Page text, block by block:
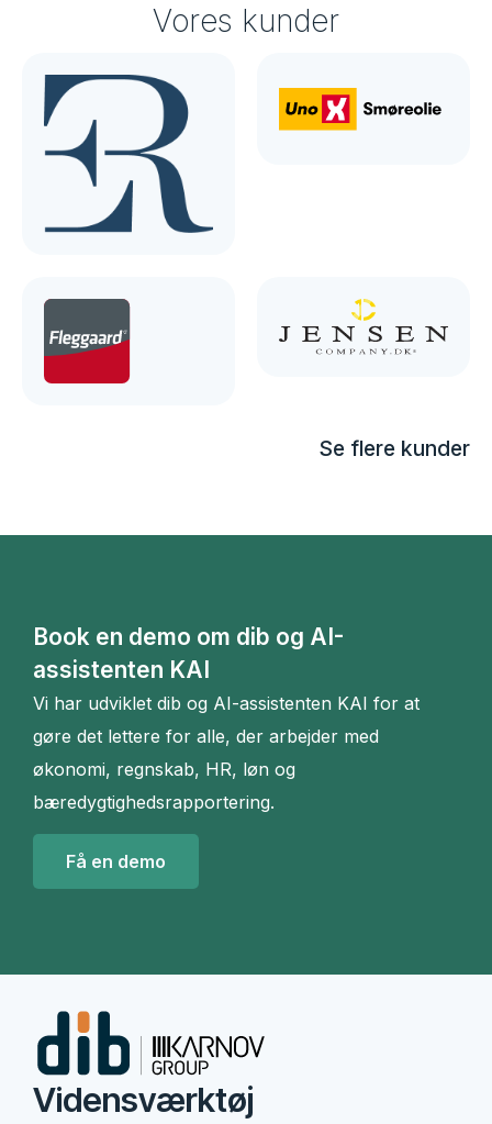
Vores kunder
Se flere kunder
Book en demo om dib og AI-
assistenten KAI
Vi har udviklet dib og AI-assistenten KAI for at
gøre det lettere for alle, der arbejder med
økonomi, regnskab, HR, løn og
bæredygtighedsrapportering.
Få en demo
Vidensværktøj